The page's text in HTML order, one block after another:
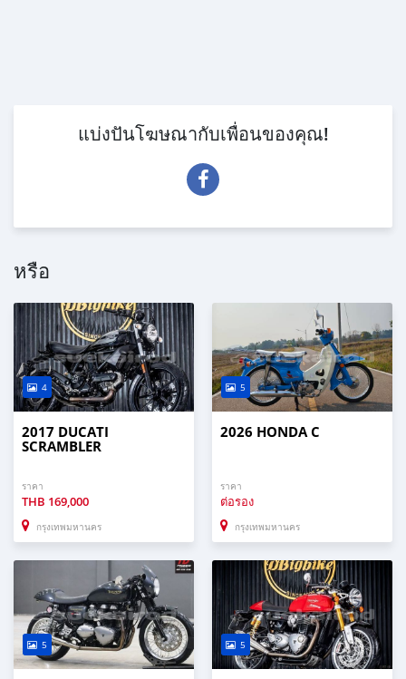
แบ่งปันโฆษณากับเพื่อนของคุณ!
หรือ
4
2017 DUCATI
SCRAMBLER
ราคา
THB 169,000
กรุงเทพมหานคร
5
2026 HONDA C
ราคา
ต่อรอง
กรุงเทพมหานคร
5 5